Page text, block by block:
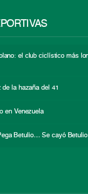
el club ciclístico más
de la hazaña del 41
en Venezuela
Betulio… Se cayó